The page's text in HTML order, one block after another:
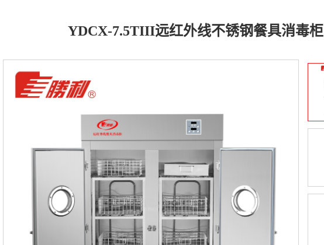
YDCX-7.5TIII远红外线不锈钢餐具消毒柜